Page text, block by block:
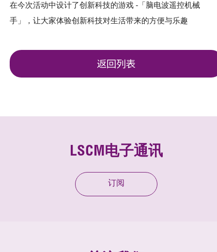
在今次活动中设计了创新科技的游戏 -「脑电波遥控机械
手」，让大家体验创新科技对生活带来的方便与乐趣
返回列表
LSCM电子通讯
订阅